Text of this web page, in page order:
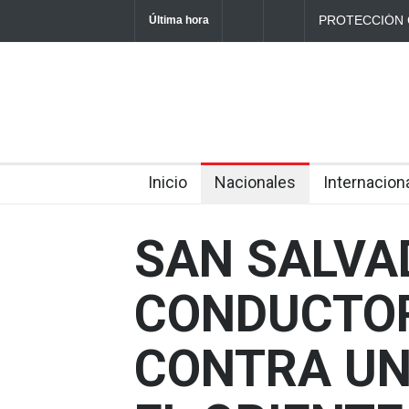
Última hora
PROTECCIÓN
2026
Inicio Nacionales
SAN
CONTRA